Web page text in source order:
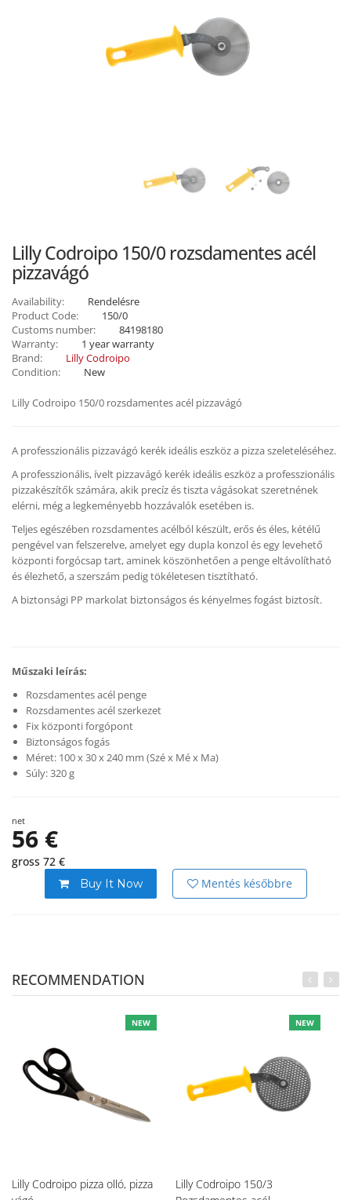
Lilly Codroipo 150/0 rozsdamentes acél
pizzavágó
Availability:
Rendelésre
Product Code:
150/0
Customs number:
84198180
Warranty:
1 year warranty
Brand:
Lilly Codroipo
Condition:
New
Lilly Codroipo 150/0 rozsdamentes acél pizzavágó
A professzionális pizzavágó kerék ideális eszköz a pizza szeleteléséhez.
A professzionális, ívelt pizzavágó kerék ideális eszköz a professzionális
pizzakészítők számára, akik precíz és tiszta vágásokat szeretnének
elérni, még a legkeményebb hozzávalók esetében is.
Teljes egészében rozsdamentes acélból készült, erős és éles, kétélű
pengével van felszerelve, amelyet egy dupla konzol és egy levehető
központi forgócsap tart, aminek köszönhetően a penge eltávolítható
és élezhető, a szerszám pedig tökéletesen tisztítható.
A biztonsági PP markolat biztonságos és kényelmes fogást biztosít.
Műszaki leírás:
Rozsdamentes acél penge
Rozsdamentes acél szerkezet
Fix központi forgópont
Biztonságos fogás
Méret: 100 x 30 x 240 mm (Szé x Mé x Ma)
Súly: 320 g
net
56 €
gross 72 €
Buy It Now Mentés későbbre
RECOMMENDATION
NEW
Lilly Codroipo pizza olló, pizza
NEW
Lilly Codroipo 150/3